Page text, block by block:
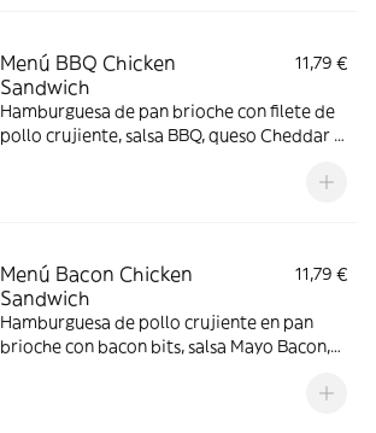
Menú BBQ Chicken
Sandwich
11,79 €
Hamburguesa de pan brioche con filete de
pollo crujiente, salsa BBQ, queso Cheddar y
Menú Bacon Chicken
Sandwich
11,79 €
Hamburguesa de pollo crujiente en pan
brioche con bacon bits, salsa Mayo Bacon,